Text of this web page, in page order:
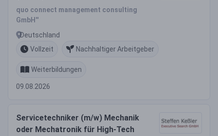
quo connect management consulting
GmbH''
Deutschland
Vollzeit
Nachhaltiger Arbeitgeber
Weiterbildungen
09.08.2026
Servicetechniker (m/w) Mechanik
oder Mechatronik für High-Tech